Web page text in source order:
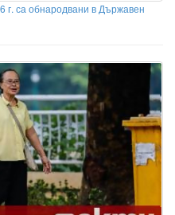
са обнародвани в Държавен